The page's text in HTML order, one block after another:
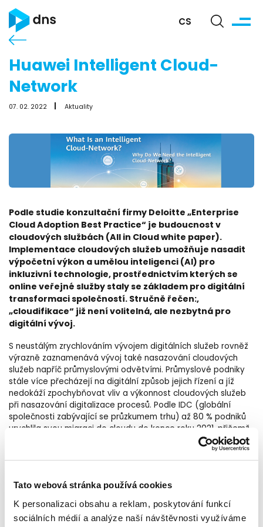
Tato webová stránka používá cookies
K personalizaci obsahu a reklam, poskytování funkcí
sociálních médií a analýze naší návštěvnosti využíváme
CS
Huawei Intelligent Cloud-
Network
07. 02. 2022 Aktuality
Podle studie konzultační firmy Deloitte „Enterprise
Cloud Adoption Best Practice“ je budoucnost v
cloudových službách (All in Cloud white paper).
Implementace cloudových služeb umožňuje nasadit
výpočetní výkon a umělou inteligenci (AI) pro
inkluzivní technologie, prostřednictvím kterých se
online veřejné služby staly se základem pro digitální
transformaci společností. Stručně řečen:,
„cloudifikace“ již není volitelná, ale nezbytná pro
digitální vývoj.
S neustálým zrychlováním vývojem digitálních služeb rovněž
výrazně zaznamenává vývoj také nasazování cloudových
služeb napříč průmyslovými odvětvími. Průmyslové podniky
stále více přecházejí na digitální způsob jejich řízení a jíž
nedokáží zpochybňovat vliv a výkonnost cloudových služeb
při nasazování digitalizace procesů. Podle IDC (globální
společnosti zabývající se průzkumem trhu) až 80 % podniků
urychlila svou migraci do cloudu do konce roku 2021, přičemž
preferovanou volbou se stane multi-cloudový přístup, tj.
současné využití veřejných, soukromých a hybridních cloudů.
Podniky už běžně migrují své základní služby do privátních
budou mít zákazníci přístup ke stále většímu počtu
digitálních služeb prostřednictvím různých cloudů.